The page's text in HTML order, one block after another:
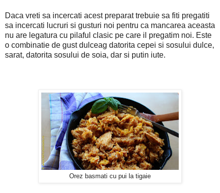
Daca vreti sa incercati acest preparat trebuie sa fiti pregatiti
sa incercati lucruri si gusturi noi pentru ca mancarea aceasta
nu are legatura cu pilaful clasic pe care il pregatim noi. Este
o combinatie de gust dulceag datorita cepei si sosului dulce,
sarat, datorita sosului de soia, dar si putin iute.
Orez basmati cu pui la tigaie